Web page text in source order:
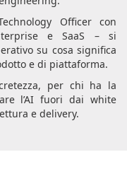
Officer con
e SaaS – si
su cosa significa
e di piattaforma.
per chi ha la
l’AI fuori dai white
e delivery.